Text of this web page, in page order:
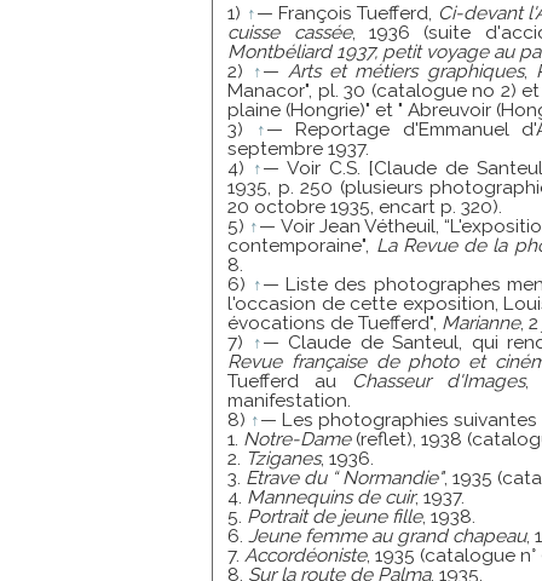
1) ↑— François Tuefferd, Ci-devant
cuisse cassée, 1936 (suite
Montbéliard 1937, petit voyage au
2) ↑— Arts et métiers graphiques,
Manacor", pl. 30 (catalogue no 2)
plaine (Hongrie)" et " Abreuvoir
3)
↑— Reportage d'Emmanuel
septembre 1937.
4) ↑— Voir C.S. [Claude de
1935, p. 250 (plusieurs
20 octobre 1935, encart p. 320).
5) ↑— Voir Jean Vétheuil,
contemporaine", La Revue de la
8.
6) ↑— Liste des photographes
l'occasion de cette exposition,
évocations de Tuefferd", Marianne,
7) ↑— Claude de Santeul, qui
Revue française de photo et
Tuefferd au Chasseur d'Images,
manifestation.
8) ↑— Les photographies
1. Notre-Dame(reflet), 1938
2. Tziganes, 1936.
3. Etrave du “ Normandie", 1935
4. Mannequins de cuir, 1937.
5. Portrait de jeune fille, 1938.
6.Jeune femme au grand chapeau,
7.Accordéoniste, 1935 (catalogue n°
8. Sur la route de Palma, 1935.